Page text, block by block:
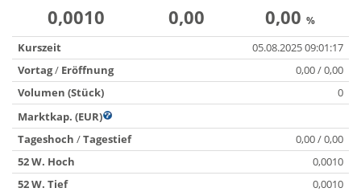
0,0010 0,00 0,00 %
Kurszeit
05.08.2025 09:01:17
Vortag/ Eröffnung
0,00 / 0,00
Volumen (Stück)
0
Marktkap. (EUR)
Tageshoch /Tagestief
0,00 / 0,00
52 W. Hoch
0,0010
52 W. Tief
0,0010